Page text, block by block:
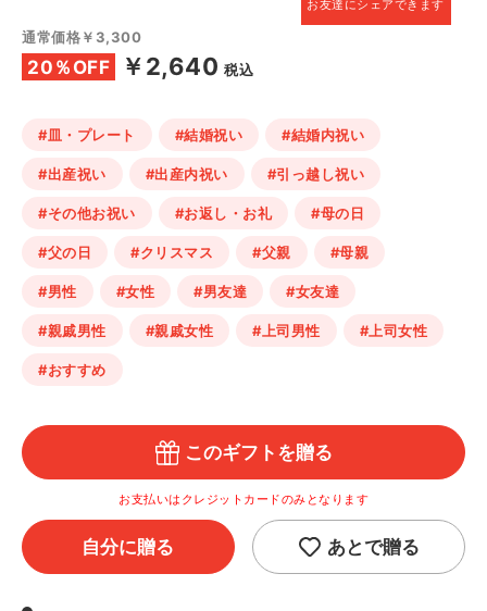
お友達にシェアできます
通常価格￥3,300
20％OFF ￥2,640 税込
#皿・プレート #結婚祝い #結婚内祝い
#出産祝い #出産内祝い #引っ越し祝い
#その他お祝い #お返し・お礼 #母の日
#父の日 #クリスマス #父親 #母親
#男性 #女性 #男友達 #女友達
#親戚男性 #親戚女性 #上司男性 #上司女性
#おすすめ
このギフトを贈る
お支払いはクレジットカードのみとなります
自分に贈る あとで贈る